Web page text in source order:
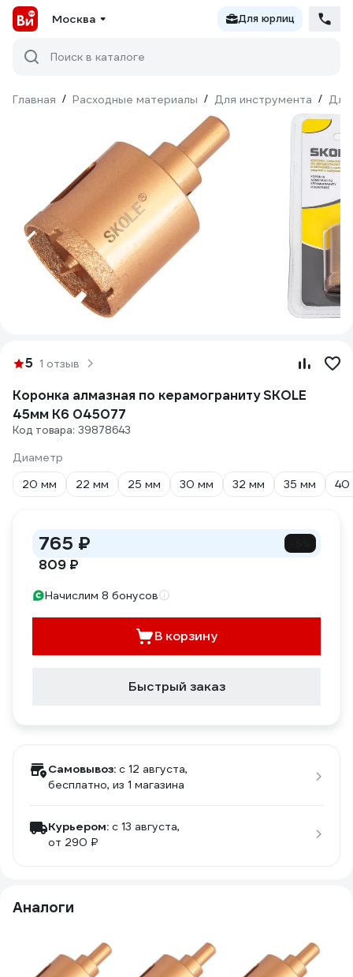
Москва Для юрлиц
Поиск в каталоге
Главная / Расходные материалы / Для инструмента / Для
5 1 отзыв
Коронка алмазная по керамограниту SKOLE
45мм K6 045077
Код товара: 39878643
Диаметр
20 мм
22 мм 25 мм 30 мм 32 мм 35 мм 40
765 ₽
809 ₽
Начислим 8 бонусов
В корзину
Быстрый заказ
Самовывоз: c 12 августа,
бесплатно, из 1 магазина
Курьером: c 13 августа,
от 290 ₽
Аналоги